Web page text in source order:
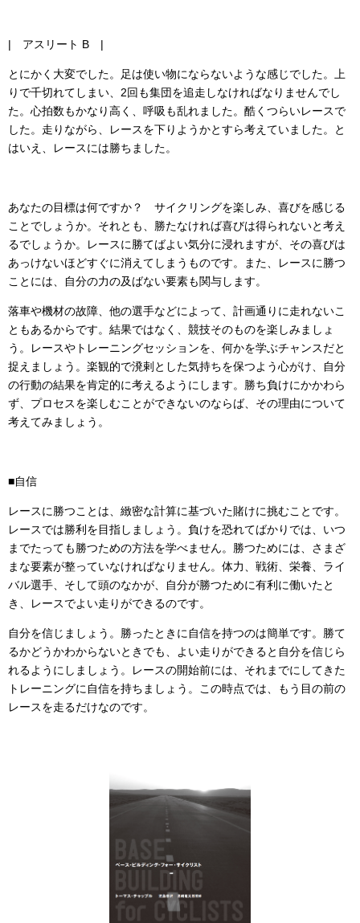
| アスリート B |
とにかく大変でした。足は使い物にならないような感じでした。上
りで千切れてしまい、2回も集団を追走しなければなりませんでし
た。心拍数もかなり高く、呼吸も乱れました。酷くつらいレースで
した。走りながら、レースを下りようかとすら考えていました。と
はいえ、レースには勝ちました。
あなたの目標は何ですか？ サイクリングを楽しみ、喜びを感じる
ことでしょうか。それとも、勝たなければ喜びは得られないと考え
るでしょうか。レースに勝てばよい気分に浸れますが、その喜びは
あっけないほどすぐに消えてしまうものです。また、レースに勝つ
ことには、自分の力の及ばない要素も関与します。
落車や機材の故障、他の選手などによって、計画通りに走れないこ
ともあるからです。結果ではなく、競技そのものを楽しみましょ
う。レースやトレーニングセッションを、何かを学ぶチャンスだと
捉えましょう。楽観的で溌剌とした気持ちを保つよう心がけ、自分
の行動の結果を肯定的に考えるようにします。勝ち負けにかかわら
ず、プロセスを楽しむことができないのならば、その理由について
考えてみましょう。
■自信
レースに勝つことは、緻密な計算に基づいた賭けに挑むことです。
レースでは勝利を目指しましょう。負けを恐れてばかりでは、いつ
までたっても勝つための方法を学べません。勝つためには、さまざ
まな要素が整っていなければなりません。体力、戦術、栄養、ライ
バル選手、そして頭のなかが、自分が勝つために有利に働いたと
き、レースでよい走りができるのです。
自分を信じましょう。勝ったときに自信を持つのは簡単です。勝て
るかどうかわからないときでも、よい走りができると自分を信じら
れるようにしましょう。レースの開始前には、それまでにしてきた
トレーニングに自信を持ちましょう。この時点では、もう目の前の
レースを走るだけなのです。